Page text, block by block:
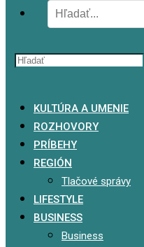
KULTÚRA A UMENIE
ROZHOVORY
PRÍBEHY
REGIÓN
Tlačové správy
LIFESTYLE
BUSINESS
Business